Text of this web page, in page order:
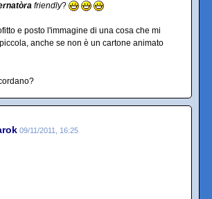
friendly?
e posto l'immagine di una cosa che mi
anche se non è un cartone animato
09/11/2011, 16:25